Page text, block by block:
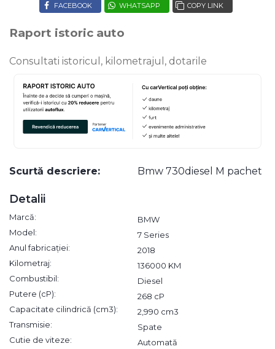
FACEBOOK WHATSAPP COPY LINK
Raport istoric auto
Consultati istoricul, kilometrajul, dotarile
Scurtă descriere: Bmw 730diesel M pachet
Detalii
Marcă:
BMW
Model:
7 Series
Anul fabricației:
2018
Kilometraj:
136000 KM
Combustibil:
Diesel
Putere (cP):
268 cP
Capacitate cilindrică (cm3):
2,990 cm3
Transmisie:
Spate
Cutie de viteze:
Automată